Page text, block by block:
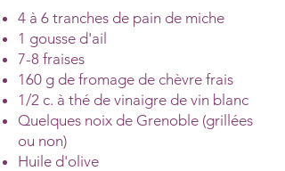
4 à 6 tranches de pain de miche
1 gousse d'ail
7-8 fraises
160 g de fromage de chèvre frais
1/2 c. à thé de vinaigre de vin blanc
Quelques noix de Grenoble (grillées
ou non)
Huile d'olive